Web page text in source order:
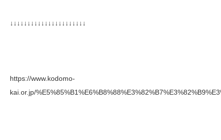
↓↓↓↓↓↓↓↓↓↓↓↓↓↓↓↓↓↓↓↓↓↓
https://www.kodomo-
kai.or.jp/